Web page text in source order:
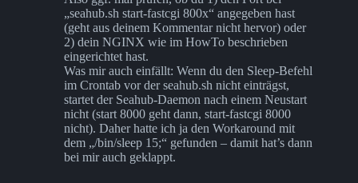
„seahub.sh start-fastcgi 800x“ angegeben hast
(geht aus deinem Kommentar nicht hervor) oder
2) dein NGINX wie im HowTo beschrieben
eingerichtet hast.
Was mir auch einfällt: Wenn du den Sleep-Befehl
im Crontab vor der seahub.sh nicht einträgst,
startet der Seahub-Daemon nach einem Neustart
nicht (start 8000 geht dann, start-fastcgi 8000
nicht). Daher hatte ich ja den Workaround mit
dem „/bin/sleep 15;“ gefunden – damit hat’s dann
bei mir auch geklappt.